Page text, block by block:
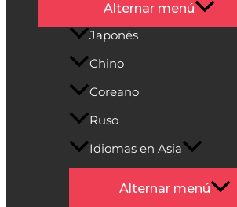
Alternar menú
Japonés
Chino
Coreano
Ruso
Idiomas en Asia
Alternar menú